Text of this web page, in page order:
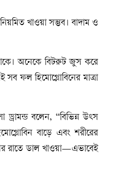
খাওয়া সম্ভব। বাদাম ও
অনেকে বিটরুট জুস করে
ফল হিমোগ্লোবিনের মাত্রা
ড্রামন্ড বলেন, “বিভিন্ন উৎস
বাড়ে এবং শরীরের
রাতে ডাল খাওয়া—এভাবেই